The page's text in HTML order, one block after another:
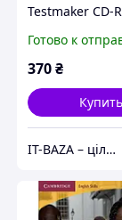
Testmaker CD-
Cambridge
Готово к
370₴
Купить
IT-BAZA – ціла база потрібних речей для всієї родини